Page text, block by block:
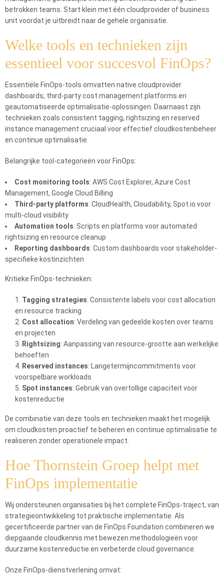
betrokken teams. Start klein met één cloudprovider of business
unit voordat je uitbreidt naar de gehele organisatie.
Welke tools en technieken zijn
essentieel voor succesvol FinOps?
Essentiële FinOps-tools omvatten native cloudprovider
dashboards, third-party cost management platforms en
geautomatiseerde optimalisatie-oplossingen. Daarnaast zijn
technieken zoals consistent tagging, rightsizing en reserved
instance management cruciaal voor effectief cloudkostenbeheer
en continue optimalisatie.
Belangrijke tool-categorieën voor FinOps:
Cost monitoring tools: AWS Cost Explorer, Azure Cost
Management, Google Cloud Billing
Third-party platforms: CloudHealth, Cloudability, Spot.io voor
multi-cloud visibility
Automation tools: Scripts en platforms voor automated
rightsizing en resource cleanup
Reporting dashboards: Custom dashboards voor stakeholder-
specifieke kostinzichten
Kritieke FinOps-technieken:
Tagging strategies: Consistente labels voor cost allocation
en resource tracking
Cost allocation: Verdeling van gedeelde kosten over teams
en projecten
Rightsizing: Aanpassing van resource-grootte aan werkelijke
behoeften
Reserved instances: Langetermijncommitments voor
voorspelbare workloads
Spot instances: Gebruik van overtollige capaciteit voor
kostenreductie
De combinatie van deze tools en technieken maakt het mogelijk
om cloudkosten proactief te beheren en continue optimalisatie te
realiseren zonder operationele impact.
Hoe Thornstein Groep helpt met
FinOps implementatie
Wij ondersteunen organisaties bij het complete FinOps-traject, van
strategieontwikkeling tot praktische implementatie. Als
gecertificeerde partner van de FinOps Foundation combineren we
diepgaande cloudkennis met bewezen methodologieën voor
duurzame kostenreductie en verbeterde cloud governance.
Onze FinOps-dienstverlening omvat: